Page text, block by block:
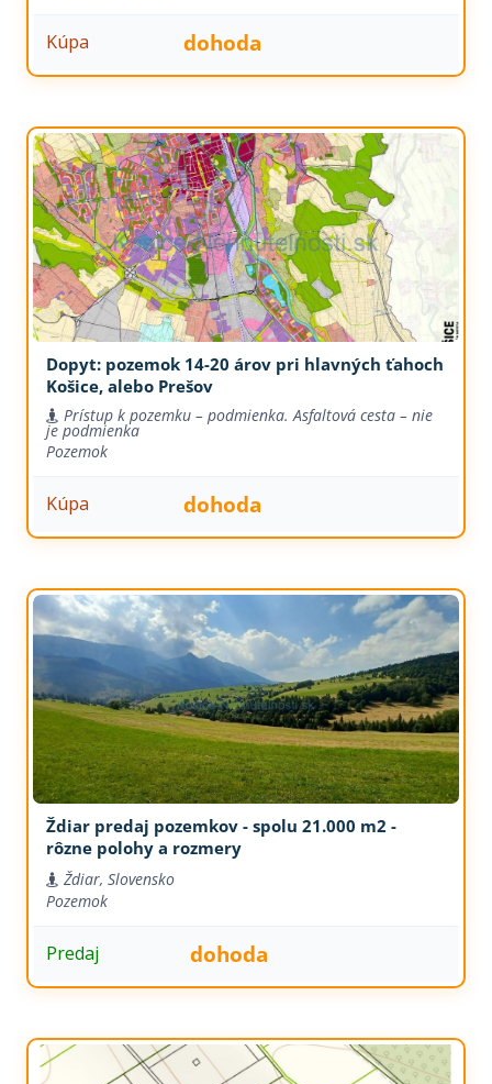
Kúpa dohoda
Dopyt: pozemok 14-20 árov pri hlavných ťahoch
Košice, alebo Prešov
Prístup k pozemku – podmienka. Asfaltová cesta – nie
je podmienka
Pozemok
Kúpa dohoda
Ždiar predaj pozemkov - spolu 21.000 m2 -
rôzne polohy a rozmery
Ždiar, Slovensko
Pozemok
Predaj dohoda